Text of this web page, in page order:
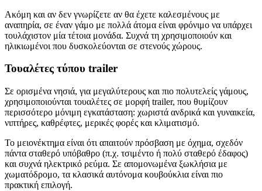
Ακόμη και αν δεν γνωρίζετε αν θα έχετε καλεσμένους με
αναπηρία, σε έναν γάμο με πολλά άτομα είναι φρόνιμο να υπάρχει
τουλάχιστον μία τέτοια μονάδα. Συχνά τη χρησιμοποιούν και
ηλικιωμένοι που δυσκολεύονται σε στενούς χώρους.
Τουαλέτες τύπου trailer
Σε ορισμένα νησιά, για μεγαλύτερους και πιο πολυτελείς γάμους,
χρησιμοποιούνται τουαλέτες σε μορφή trailer, που θυμίζουν
περισσότερο μόνιμη εγκατάσταση: χωριστά ανδρικά και γυναικεία,
νιπτήρες, καθρέφτες, μερικές φορές και κλιματισμό.
Το μειονέκτημα είναι ότι απαιτούν πρόσβαση με όχημα, σχεδόν
πάντα σταθερό υπόβαθρο (π.χ. τσιμέντο ή πολύ σταθερό έδαφος)
και συχνά ηλεκτρικό ρεύμα. Σε απομονωμένα ξωκλήσια με
χωματόδρομο, τα κλασικά αυτόνομα κουβούκλια είναι πιο
πρακτική επιλογή.